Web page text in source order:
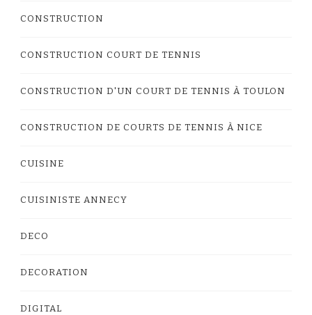
CONSTRUCTION
CONSTRUCTION COURT DE TENNIS
CONSTRUCTION D'UN COURT DE TENNIS À TOULON
CONSTRUCTION DE COURTS DE TENNIS À NICE
CUISINE
CUISINISTE ANNECY
DECO
DECORATION
DIGITAL